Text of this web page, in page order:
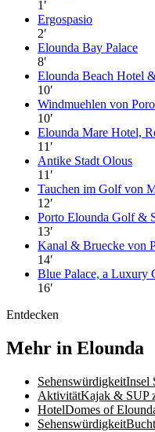
1′
Ergospasio
2′
Elounda Bay Palace
8′
Elounda Beach Hotel
10′
Windmuehlen von
10′
Elounda Mare Hotel,
11′
Antike Stadt Olous
11′
Tauchen im Golf von
12′
Porto Elounda Golf &
13′
Kanal & Bruecke von
14′
Blue Palace, a Luxury
16′
Entdecken
Mehr in Elounda
SehenswürdigkeitInsel
AktivitätKajak & SUP
HotelDomes of
Sehenswürdigkeit